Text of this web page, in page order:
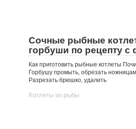
Сочные рыбные
горбуши по рецепту с
Как приготовить рыбные котлеты
Горбушу промыть, обрезать
Разрезать брюшко, удалить
Котлеты из рыбы